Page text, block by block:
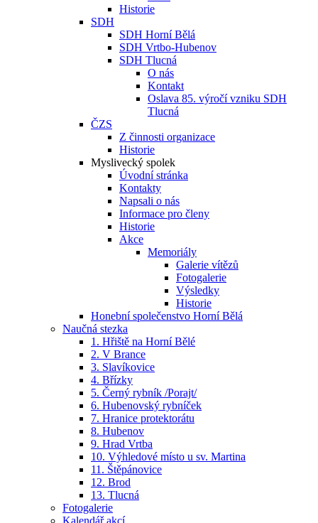
Historie
SDH
SDH Horní Bělá
SDH Vrtbo-Hubenov
SDH Tlucná
O nás
Kontakt
Oslava 85. výročí vzniku SDH
Tlucná
ČZS
Z činnosti organizace
Historie
Myslivecký spolek
Úvodní stránka
Kontakty
Napsali o nás
Informace pro členy
Historie
Akce
Memoriály
Galerie vítězů
Fotogalerie
Výsledky
Historie
Honební společenstvo Horní Bělá
Naučná stezka
1. Hřiště na Horní Bělé
2. V Brance
3. Slavíkovice
4. Břízky
5. Černý rybník /Porajt/
6. Hubenovský rybníček
7. Hranice protektorátu
8. Hubenov
9. Hrad Vrtba
10. Výhledové místo u sv. Martina
11. Štěpánovice
12. Brod
13. Tlucná
Fotogalerie
Kalendář akcí